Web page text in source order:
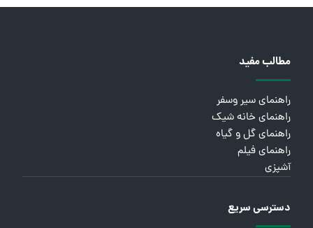
مطالب مفید
راهنمای سیر وسفر
راهنمای خانه شیک
راهنمای گل و گیاه
راهنمای فیلم
آشپزی
دسترسی سریع